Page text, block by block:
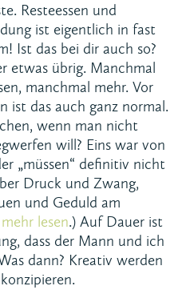
Resteessen und
ist eigentlich in fast
Ist das bei dir auch so?
etwas übrig. Manchmal
manchmal mehr. Vor
ist das auch ganz normal.
wenn man nicht
will? Eins war von
„müssen“ definitiv nicht
Druck und Zwang,
und Geduld am
lesen.) Auf Dauer ist
dass der Mann und ich
dann? Kreativ werden